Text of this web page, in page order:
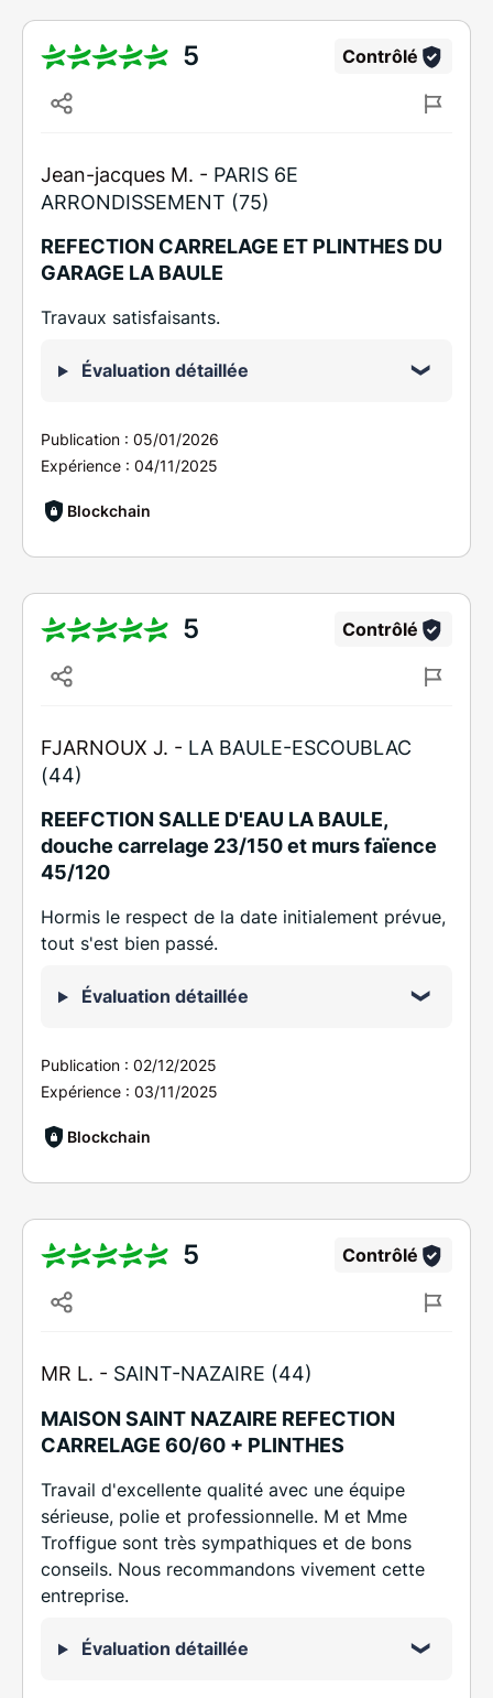
5 Contrôlé
Jean-jacques M. - PARIS 6E
ARRONDISSEMENT (75)
REFECTION CARRELAGE ET PLINTHES DU
GARAGE LA BAULE
Travaux satisfaisants.
Évaluation détaillée
Publication : 05/01/2026
Expérience : 04/11/2025
Blockchain
5 Contrôlé
FJARNOUX J. - LA BAULE-ESCOUBLAC
(44)
REEFCTION SALLE D'EAU LA BAULE,
douche carrelage 23/150 et murs faïence
45/120
Hormis le respect de la date initialement prévue,
tout s'est bien passé.
Évaluation détaillée
Publication : 02/12/2025
Expérience : 03/11/2025
Blockchain
5 Contrôlé
MR L. - SAINT-NAZAIRE (44)
MAISON SAINT NAZAIRE REFECTION
CARRELAGE 60/60 + PLINTHES
Travail d'excellente qualité avec une équipe
sérieuse, polie et professionnelle. M et Mme
Troffigue sont très sympathiques et de bons
conseils. Nous recommandons vivement cette
entreprise.
Évaluation détaillée